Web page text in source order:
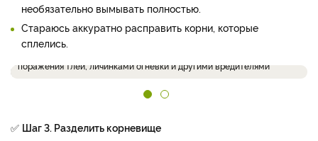
необязательно вымывать полностью.
Стараюсь аккуратно расправить корни, которые
сплелись.
поражения тлей, личинками огневки и другими вредителями
✅ Шаг 3. Разделить корневище